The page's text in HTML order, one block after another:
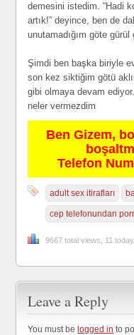
demesini istedim. “Hadi
artık!” deyince, ben de
unutamadığım göte gürül
Şimdi ben başka biriyle
son kez siktiğim götü
gibi olmaya devam
neler vermezdim
Ben Gizem,
Telefon
adult sex itirafları
cep telefonundan
9667 total views, 11 today
Leave a Reply
You must be logged in to